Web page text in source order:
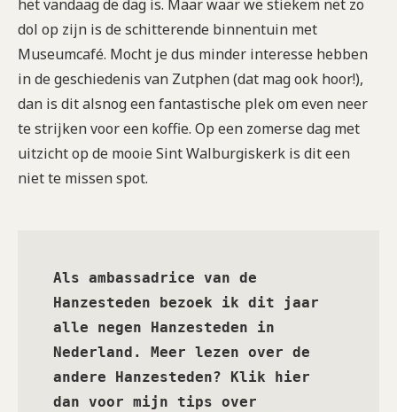
het vandaag de dag is. Maar waar we stiekem net zo
dol op zijn is de schitterende binnentuin met
Museumcafé. Mocht je dus minder interesse hebben
in de geschiedenis van Zutphen (dat mag ook hoor!),
dan is dit alsnog een fantastische plek om even neer
te strijken voor een koffie. Op een zomerse dag met
uitzicht op de mooie Sint Walburgiskerk is dit een
niet te missen spot.
Als ambassadrice van de
Hanzesteden bezoek ik dit jaar
alle negen Hanzesteden in
Nederland. Meer lezen over de
andere Hanzesteden? Klik hier